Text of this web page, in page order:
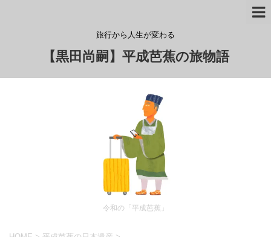
旅行から人生が変わる
【黒田尚嗣】平成芭蕉の旅物語
令和の「平成芭蕉」